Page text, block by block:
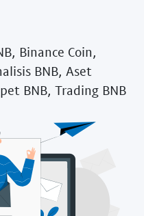
Binance Coin,
BNB, Aset
BNB, Trading BNB